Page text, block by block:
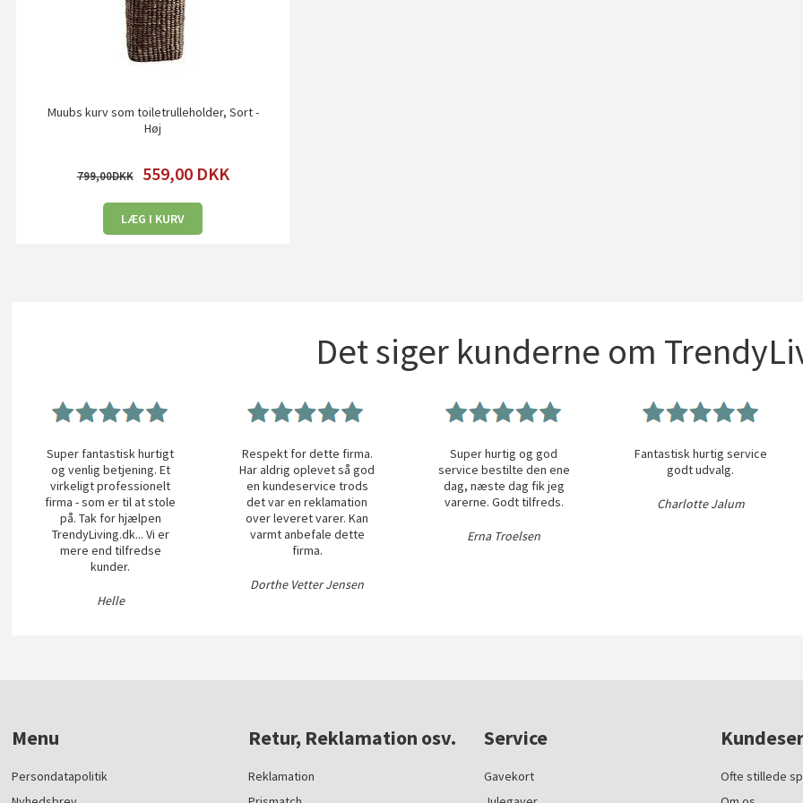
Muubs kurv som toiletrulleholder, Sort -
Høj
799,00 559,00 DKK
LÆG I KURV
Det siger kunderne om
Super fantastisk hurtigt
og venlig betjening. Et
virkeligt professionelt
firma - som er til at stole
på. Tak for hjælpen
TrendyLiving.dk... Vi er
mere end tilfredse
kunder.
Helle
Respekt for dette firma.
Har aldrig oplevet så god
en kundeservice trods
det var en reklamation
over leveret varer. Kan
varmt anbefale dette
firma.
Dorthe Vetter Jensen
Super hurtig og god
service bestilte den ene
dag, næste dag fik jeg
varerne. Godt tilfreds.
Erna Troelsen
Fantastisk hurtig service
godt udvalg.
Charlotte Jalum
Menu
Persondatapolitik
Retur, Reklamation osv.
Reklamation
Service
Gavekort
Ofte stillede